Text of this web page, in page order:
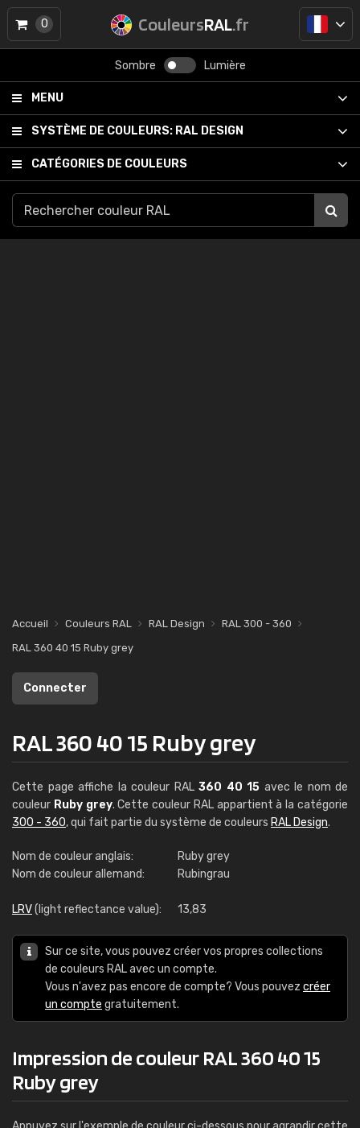
CouleursRAL.fr
Sombre Lumière
MENU
SYSTÈME DE COULEURS: RAL DESIGN
CATÉGORIES DE COULEURS
0
Accueil Couleurs RAL RAL Design
RAL 300 - 360
RAL 360 40 15 Ruby grey
Connecter
RAL 360 40 15 Ruby grey
Cette page affiche la couleur RAL 360 40 15 avec le nom de
couleur Ruby grey. Cette couleur RAL appartient à la catégorie
300 - 360, qui fait partie du système de couleurs RAL Design.
Nom de couleur anglais:
Ruby grey
Nom de couleur allemand:
Rubingrau
LRV(light reflectance value): 13,83
Sur ce site, vous pouvez créer vos propres collections
de couleurs RAL avec un compte.
Vous n'avez pas encore de compte? Vous pouvez créer
un compte gratuitement.
Impression de couleur RAL 360 40 15
Ruby grey